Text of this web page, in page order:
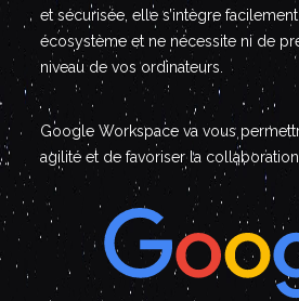
et sécurisée, elle s’intègre
écosystème et ne nécessite ni de
niveau de vos ordinateurs.
Google Workspace va vous
agilité et de favoriser la